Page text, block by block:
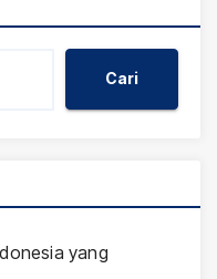
Cari
yang